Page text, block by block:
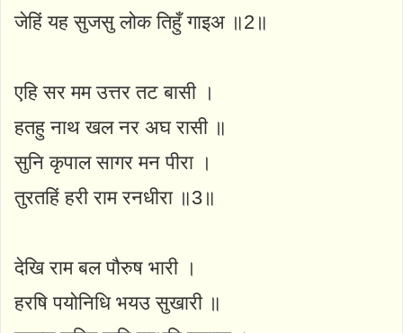
जेहिं यह सुजसु लोक तिहुँ गाइअ ॥2॥
एहि सर मम उत्तर तट बासी ।
हतहु नाथ खल नर अघ रासी ॥
सुनि कृपाल सागर मन पीरा ।
तुरतहिं हरी राम रनधीरा ॥3॥
देखि राम बल पौरुष भारी ।
हरषि पयोनिधि भयउ सुखारी ॥